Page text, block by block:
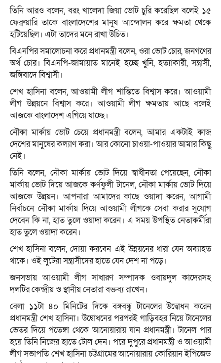
তিনি আরও বলেন, বরং খালেদা জিয়া ভোট চুরি করেছিল বলেই ১৫
ফেব্রুয়ারি তাকে বাংলাদেশের মানুষ আন্দোলন করে ক্ষমতা থেকে
হটিয়েছিল। এটা তাদের মনে রাখা উচিত।
বিএনপির সমালোচনা করে প্রধানমন্ত্রী বলেন, ওরা ভোট চোর, জনগণের
অর্থ চোর। বিএনপি-জামায়াত মানেই হচ্ছে খুনি, হত্যাকারী, সন্ত্রাসী,
জঙ্গিবাদে বিশ্বাসী।
শেখ হাসিনা বলেন, আওয়ামী লীগ শান্তিতে বিশ্বাস করে। আওয়ামী
লীগ উন্নয়নে বিশ্বাস করে। আওয়ামী লীগ ক্ষমতায় আছে বলেই
আজকে বাংলাদেশ এগিয়ে যাচ্ছে।
নৌকা মার্কায় ভোট চেয়ে প্রধানমন্ত্রী বলেন, আমার একটাই কাজ
দেশের মানুষের কল্যাণ করা। আর কোনো চাওয়া-পাওয়ার আমার কিছু
নেই।
তিনি বলেন, নৌকা মার্কায় ভোট দিয়ে স্বাধীনতা পেয়েছেন, নৌকা
মার্কায় ভোট দিয়ে আজকে কর্ণফুলী টানেল, নৌকা মার্কায় ভোট দিয়ে
আজকে উন্নয়ন। আপনারা আমাদের কাছে ওয়াদা করেন, আগামী
নির্বাচনে নৌকা মার্কায় দিয়ে আওয়ামী লীগকে সেবা করার সুযোগ
দেবেন কি না, হাত তুলে ওয়াদা করেন। এ সময় উপস্থিত নেতাকর্মীরা
হাত তুলে ওয়াদা করেন।
শেখ হাসিনা বলেন, দোয়া করবেন এই উন্নয়নের ধারা যেন অব্যাহত
থাকে। ওই লুটেরা সন্ত্রাসীদের হাতে যেন দেশ না পড়ে।
জনসভায় আওয়ামী লীগ সাধারণ সম্পাদক ওবায়দুল কাদেরসহ
দলটির কেন্দ্রীয় ও স্থানীয় নেতারা বক্তব্য রাখেন।
বেলা ১১টা ৪০ মিনিটের দিকে বঙ্গবন্ধু টানেলের উদ্বোধন করেন
প্রধানমন্ত্রী শেখ হাসিনা। উদ্বোধনের পরপরই গাড়িবহর নিয়ে টানেলের
ভেতর দিয়ে পতেঙ্গা থেকে আনোয়ারায় যান প্রধানমন্ত্রী। টানেল পার
হয়ে তিনি নিজের হাতে টোল দেন। পরে দুপুরে প্রধানমন্ত্রী ও আওয়ামী
লীগ সভাপতি শেখ হাসিনা চট্টগ্রামের আনোয়ারায় কোরিয়ান ইপিজেড